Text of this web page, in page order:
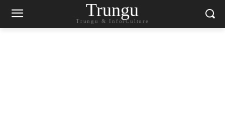
Trungu
Trungu & InforCulture